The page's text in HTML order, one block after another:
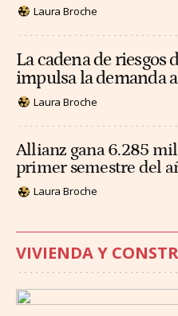
Laura Broche
La cadena de riesgos
impulsa la demanda
Laura Broche
Allianz gana 6.285
primer semestre del
Laura Broche
VIVIENDA Y